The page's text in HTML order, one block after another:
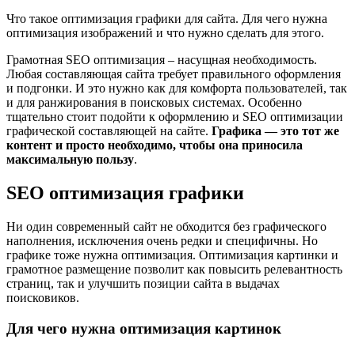
Что такое оптимизация графики для сайта. Для чего нужна
оптимизация изображений и что нужно сделать для этого.
Грамотная SEO оптимизация – насущная необходимость.
Любая составляющая сайта требует правильного оформления
и подгонки. И это нужно как для комфорта пользователей, так
и для ранжирования в поисковых системах. Особенно
тщательно стоит подойти к оформлению и SEO оптимизации
графической составляющей на сайте. Графика — это тот же
контент и просто необходимо, чтобы она приносила
максимальную пользу.
SEO оптимизация графики
Ни один современный сайт не обходится без графического
наполнения, исключения очень редки и специфичны. Но
графике тоже нужна оптимизация. Оптимизация картинки и
грамотное размещение позволит как повысить релевантность
страниц, так и улучшить позиции сайта в выдачах
поисковиков.
Для чего нужна оптимизация картинок